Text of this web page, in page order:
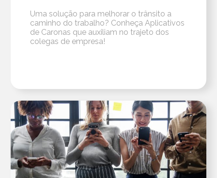
Uma solução para melhorar o trânsito a
caminho do trabalho? Conheça Aplicativos
de Caronas que auxiliam no trajeto dos
colegas de empresa!